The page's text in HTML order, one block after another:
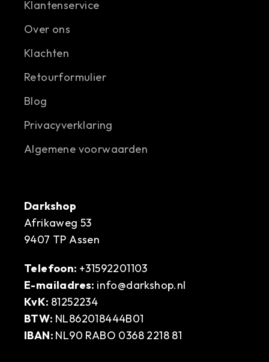
Klantenservice
Over ons
Klachten
Retourformulier
Blog
Privacyverklaring
Algemene voorwaarden
Darkshop
Afrikaweg 53
9407 TP Assen
Telefoon: +31592201103
E-mailadres: info@darkshop.nl
KvK: 81252234
BTW: NL862018444B01
IBAN: NL90 RABO 0368 2218 81